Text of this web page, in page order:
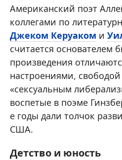
Американский поэт
коллегами по
Джеком Керуаком и
считается основателем
произведения
настроениями,
«сексуальным
воспетые в поэме
е годы дали толчок
США.
Детство и юность